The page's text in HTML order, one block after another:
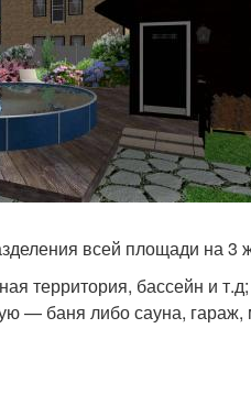
всей площади на
территория, бассейн и
— баня либо сауна, гараж,